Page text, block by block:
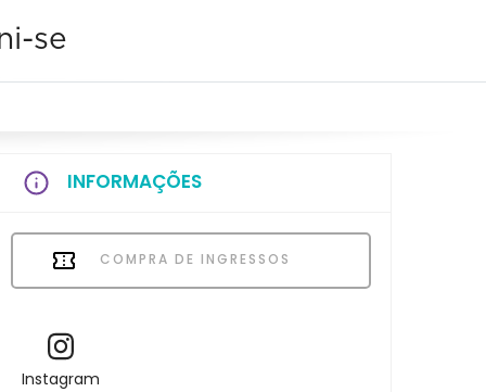
se
INFORMAÇÕES
COMPRA DE INGRESSOS
Instagram